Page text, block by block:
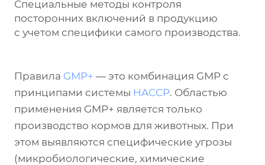
Специальные методы контроля
посторонних включений в продукцию
с учетом специфики самого производства.
Правила GMP+ — это комбинация GMP с
принципами системы HACCP. Областью
применения GMP+ является только
производство кормов для животных. При
этом выявляются специфические угрозы
(микробиологические, химические